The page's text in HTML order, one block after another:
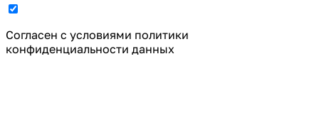
Cогласен с условиями политики
конфиденциальности данных